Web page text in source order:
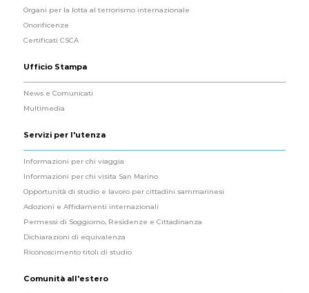
Organi per la lotta al terrorismo internazionale
Onorificenze
Certificati CSCA
Ufficio Stampa
News e Comunicati
Multimedia
Servizi per l'utenza
Informazioni per chi viaggia
Informazioni per chi visita San Marino
Opportunità di studio e lavoro per cittadini sammarinesi
Adozioni e Affidamenti internazionali
Permessi di Soggiorno, Residenze e Cittadinanza
Dichiarazioni di equivalenza
Riconoscimento titoli di studio
Comunità all'estero